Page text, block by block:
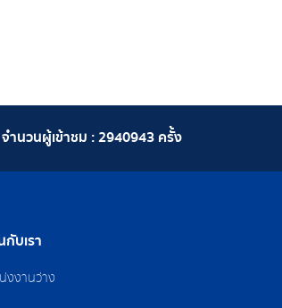
จำนวนผู้เข้าชม :2940943 ครั้ง
บเรา
งงานว่าง